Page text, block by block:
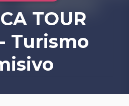
TOUR
- Turismo